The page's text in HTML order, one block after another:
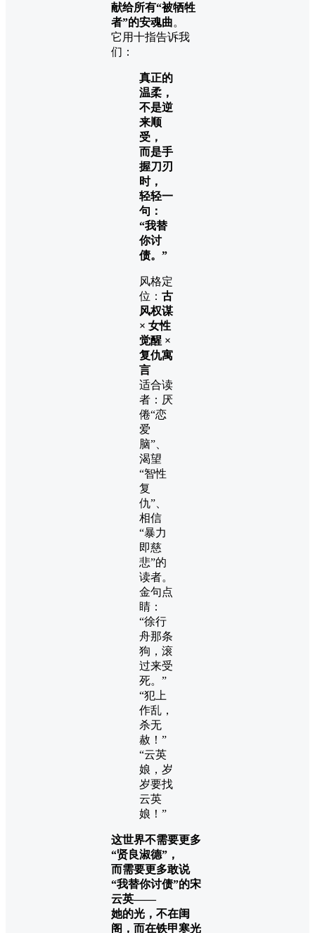
献给所有“被牺牲
者”的安魂曲。
它用十指告诉我
们：
真正的
温柔，
不是逆
来顺
受，
而是手
握刀刃
时，
轻轻一
句：
“我替
你讨
债。”
风格定
位： 古
风权谋
× 女性
觉醒 ×
复仇寓
言
适合读
者：厌
倦“恋
爱
脑”、
渴望
“智性
复
仇”、
相信
“暴力
即慈
悲”的
读者。
金句点
睛：
“徐行
舟那条
狗，滚
过来受
死。”
“犯上
作乱，
杀无
赦！”
“云英
娘，岁
岁要找
云英
娘！”
这世界不需要更多
“贤良淑德”，
而需要更多敢说
“我替你讨债”的宋
云英——
她的光，不在闺
阁，而在铁甲寒光